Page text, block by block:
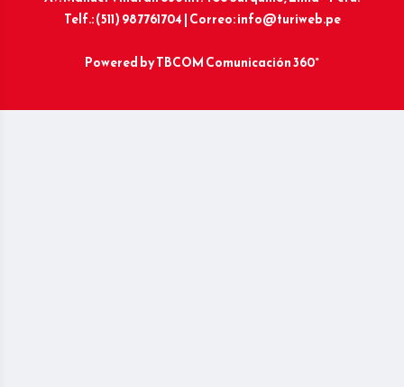
Telf.: (511) 987761704 | Correo: info@turiweb.pe
Powered byTBCOM Comunicación 360°